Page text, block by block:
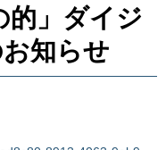
的」ダイジ
知らせ